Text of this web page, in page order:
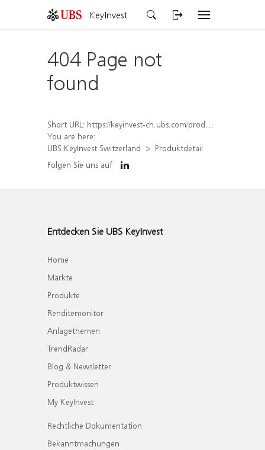
KeyInvest
404 Page not
found
Short URL: https://keyinvest-ch.ubs.com/produkt/detail/index/isin/CH1572310634
You are here:
UBS KeyInvest Switzerland
Produktdetail
Folgen Sie uns auf
Entdecken Sie UBS KeyInvest
Home
Märkte
Produkte
Renditemonitor
Anlagethemen
TrendRadar
Blog & Newsletter
Produktwissen
My KeyInvest
Rechtliche Dokumentation
Bekanntmachungen